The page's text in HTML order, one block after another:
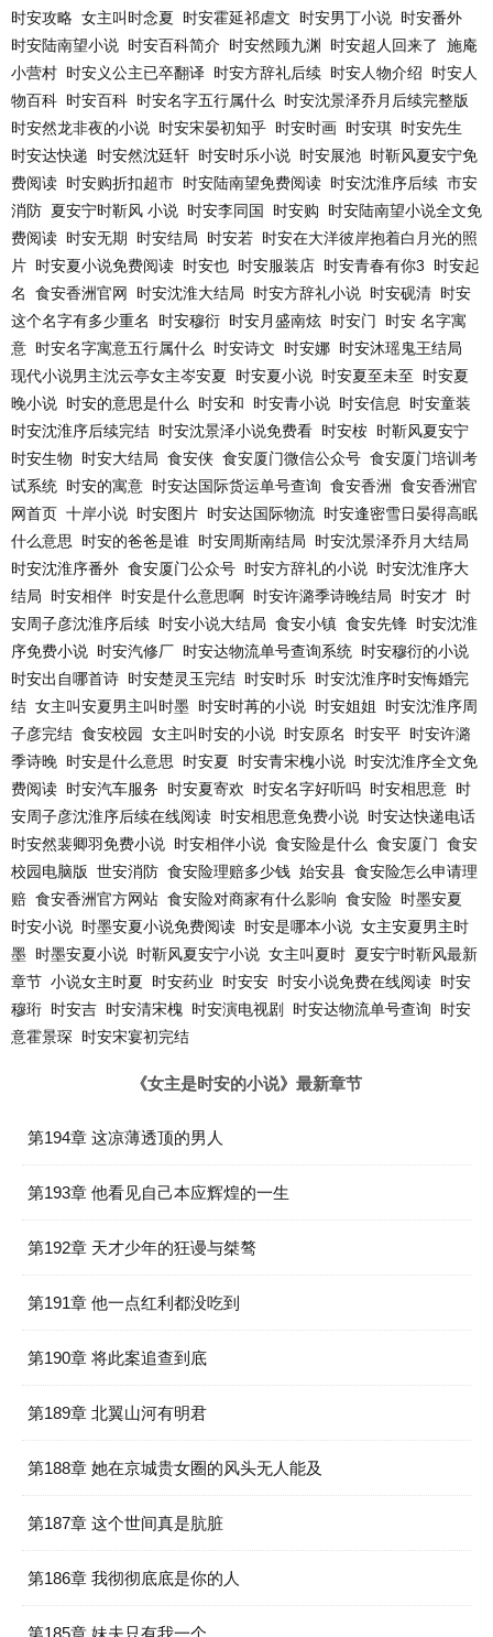
时安攻略 女主叫时念夏 时安霍延祁虐文 时安男丁小说 时安番外
时安陆南望小说 时安百科简介 时安然顾九渊 时安超人回来了
施庵
小营村 时安义公主已卒翻译 时安方辞礼后续 时安人物介绍
时安人
物百科 时安百科 时安名字五行属什么
时安沈景泽乔月后续完整版
时安然龙非夜的小说 时安宋晏初知乎 时安时画 时安琪 时安先生
时安达快递
时安然沈廷轩 时安时乐小说 时安展池 时靳风夏安宁免
费阅读 时安购折扣超市 时安陆南望免费阅读 时安沈淮序后续 市安
消防 夏安宁时靳风 小说 时安李同国 时安购
时安陆南望小说全文免
费阅读 时安无期 时安结局 时安若 时安在大洋彼岸抱着白月光的照
片 时安夏小说免费阅读 时安也 时安服装店 时安青春有你3
时安起
名
食安香洲官网 时安沈淮大结局 时安方辞礼小说 时安砚清 时安
这个名字有多少重名
时安穆衍 时安月盛南炫 时安门
时安 名字寓
意 时安名字寓意五行属什么 时安诗文 时安娜 时安沐瑶鬼王结局
现代小说男主沈云亭女主岑安夏
时安夏小说 时安夏至未至
时安夏
晚小说 时安的意思是什么 时安和 时安青小说 时安信息
时安童装
时安沈淮序后续完结 时安沈景泽小说免费看 时安桉 时靳风夏安宁
时安生物
时安大结局 食安侠 食安厦门微信公众号 食安厦门培训考
试系统 时安的寓意 时安达国际货运单号查询 食安香洲
食安香洲官
网首页 十岸小说 时安图片 时安达国际物流 时安逢密雪日晏得高眠
什么意思
时安的爸爸是谁 时安周斯南结局
时安沈景泽乔月大结局
时安沈淮序番外 食安厦门公众号 时安方辞礼的小说 时安沈淮序大
结局
时安相伴 时安是什么意思啊 时安许潞季诗晚结局 时安才 时
安周子彦沈淮序后续 时安小说大结局 食安小镇 食安先锋 时安沈淮
序免费小说 时安汽修厂 时安达物流单号查询系统 时安穆衍的小说
时安出自哪首诗 时安楚灵玉完结 时安时乐 时安沈淮序时安悔婚完
结 女主叫安夏男主叫时墨 时安时苒的小说 时安姐姐
时安沈淮序周
子彦完结 食安校园 女主叫时安的小说 时安原名 时安平 时安许潞
季诗晚 时安是什么意思 时安夏 时安青宋槐小说 时安沈淮序全文免
费阅读 时安汽车服务 时安夏寄欢 时安名字好听吗 时安相思意 时
安周子彦沈淮序后续在线阅读 时安相思意免费小说 时安达快递电话
时安然裴卿羽免费小说 时安相伴小说 食安险是什么 食安厦门 食安
校园电脑版 世安消防 食安险理赔多少钱 始安县 食安险怎么申请理
赔 食安香洲官方网站 食安险对商家有什么影响 食安险 时墨安夏
时安小说 时墨安夏小说免费阅读 时安是哪本小说 女主安夏男主时
墨 时墨安夏小说 时靳风夏安宁小说 女主叫夏时 夏安宁时靳风最新
章节 小说女主时夏 时安药业 时安安 时安小说免费在线阅读 时安
穆珩 时安吉 时安清宋槐 时安演电视剧 时安达物流单号查询
时安
意霍景琛
时安宋宴初完结
《女主是时安的小说》最新章节
第194章 这凉薄透顶的男人
第193章 他看见自己本应辉煌的一生
第192章 天才少年的狂谩与桀骜
第191章 他一点红利都没吃到
第190章 将此案追查到底
第189章 北翼山河有明君
第188章 她在京城贵女圈的风头无人能及
第187章 这个世间真是肮脏
第186章 我彻彻底底是你的人
第185章 妹夫只有我一个